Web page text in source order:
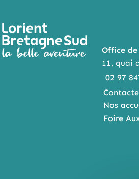
Office de
11, quai
02 97
Nos
Foire